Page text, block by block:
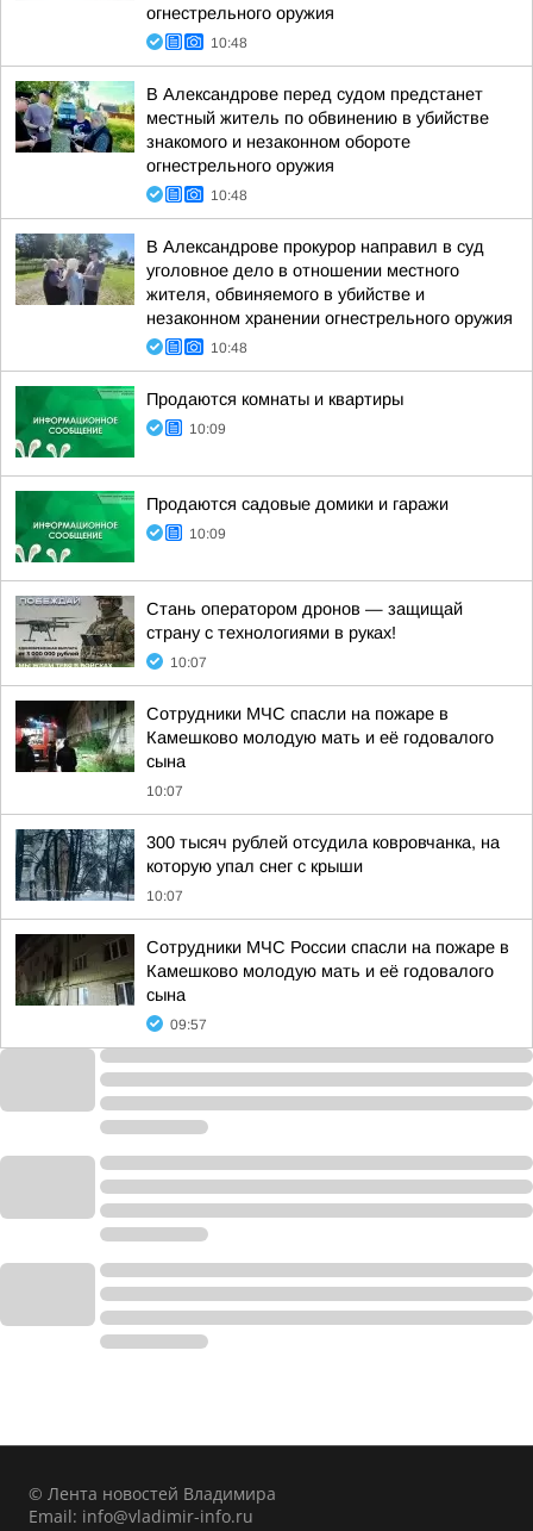
огнестрельного оружия
10:48
В Александрове перед судом предстанет
местный житель по обвинению в убийстве
знакомого и незаконном обороте
огнестрельного оружия
10:48
В Александрове прокурор направил в суд
уголовное дело в отношении местного
жителя, обвиняемого в убийстве и
незаконном хранении огнестрельного оружия
10:48
Продаются комнаты и квартиры
10:09
Продаются садовые домики и гаражи
10:09
Стань оператором дронов — защищай
страну с технологиями в руках!
10:07
Сотрудники МЧС спасли на пожаре в
Камешково молодую мать и её годовалого
сына
10:07
300 тысяч рублей отсудила ковровчанка, на
которую упал снег с крыши
10:07
Сотрудники МЧС России спасли на пожаре в
Камешково молодую мать и её годовалого
сына
09:57
© Лента новостей Владимира
Email: info@vladimir-info.ru